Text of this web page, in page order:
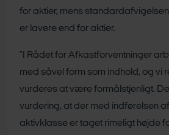
for aktier, mens
er lavere end for aktier.
”I Rådet for Afkastforventninger
med såvel form som indhold, og vi
vurderes at være formålstjenligt.
vurdering, at der med indførelsen
aktivklasse er taget rimeligt højde